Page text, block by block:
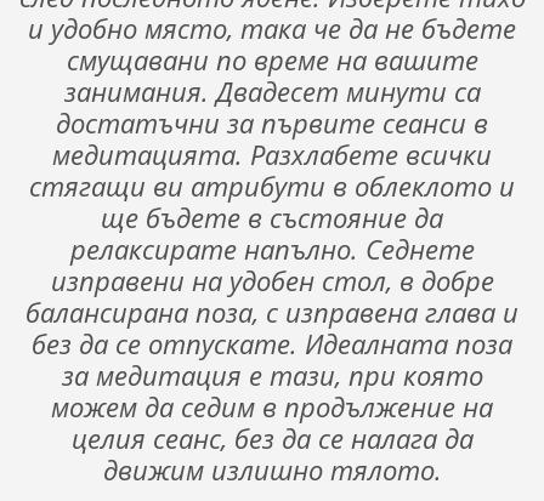
и удобно място, така че да не бъдете
смущавани по време на вашите
занимания. Двадесет минути са
достатъчни за първите сеанси в
медитацията. Разхлабете всички
стягащи ви атрибути в облеклото и
ще бъдете в състояние да
релаксирате напълно. Седнете
изправени на удобен стол, в добре
балансирана поза, с изправена глава и
без да се отпускате. Идеалната поза
за медитация е тази, при която
можем да седим в продължение на
целия сеанс, без да се налага да
движим излишно тялото.